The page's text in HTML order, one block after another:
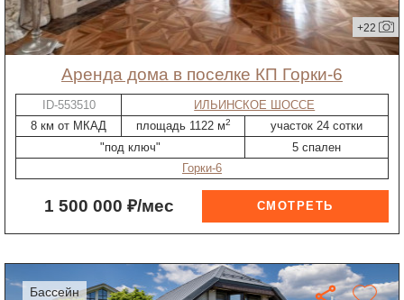
+22
Аренда дома в поселке КП Горки-6
ID-553510
ИЛЬИНСКОЕ ШОССЕ
8 км от МКАД
площадь 1122 м2
участок 24 сотки
"под ключ"
5 спален
Горки-6
1 500 000 ₽/мес
бассейн